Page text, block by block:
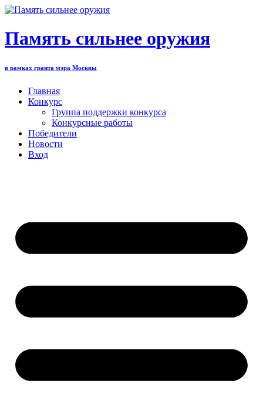
Перейти
содержимому
Память сильнее оружия
в рамках гранта мэра Москвы
Главная
Конкурс
Группа поддержки конкурса
Конкурсные работы
Победители
Новости
Вход